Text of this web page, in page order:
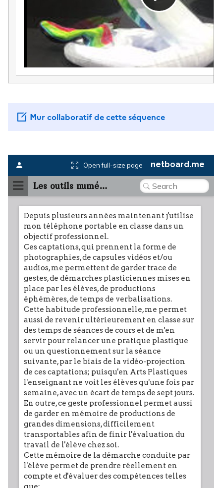
Mur collaboratif de cette séquence